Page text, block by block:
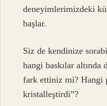
deneyimlerimizdeki
başlar.
Siz de kendinize
hangi baskılar
fark ettiniz mi? Hangi
kristalleştirdi”?